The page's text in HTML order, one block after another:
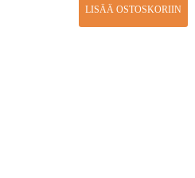
LISÄÄ OSTOSKORIIN